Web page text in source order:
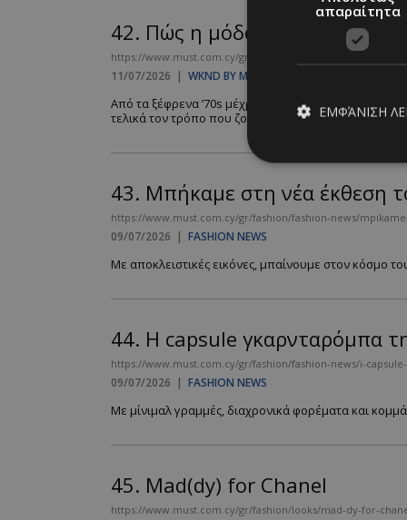
42. Πώς η μόδα, η μουσική και
https://www.must.com.cy/gr/wknd-by-must/pws-i-moda-i-
11/07/2026 | WKND BY MUST
Από τα ξέφρενα ’70s μέχρι την εποχή του TikTok,
τελικά τον τρόπο που ζούμε....
43. Μπήκαμε στη νέα έκθεση
https://www.must.com.cy/gr/fashion/fashion-news/
09/07/2026 | FASHION NEWS
Με αποκλειστικές εικόνες, μπαίνουμε στον κόσμο
44. Η capsule γκαρνταρόμπα
https://www.must.com.cy/gr/fashion/fashion-news/i-
09/07/2026 | FASHION NEWS
Με μίνιμαλ γραμμές, διαχρονικά φορέματα και
45. Mad(dy) for Chanel
https://www.must.com.cy/gr/fashion/looks/mad-dy-for-
απαραίτητα
ΕΜΦΆΝΙΣΗ